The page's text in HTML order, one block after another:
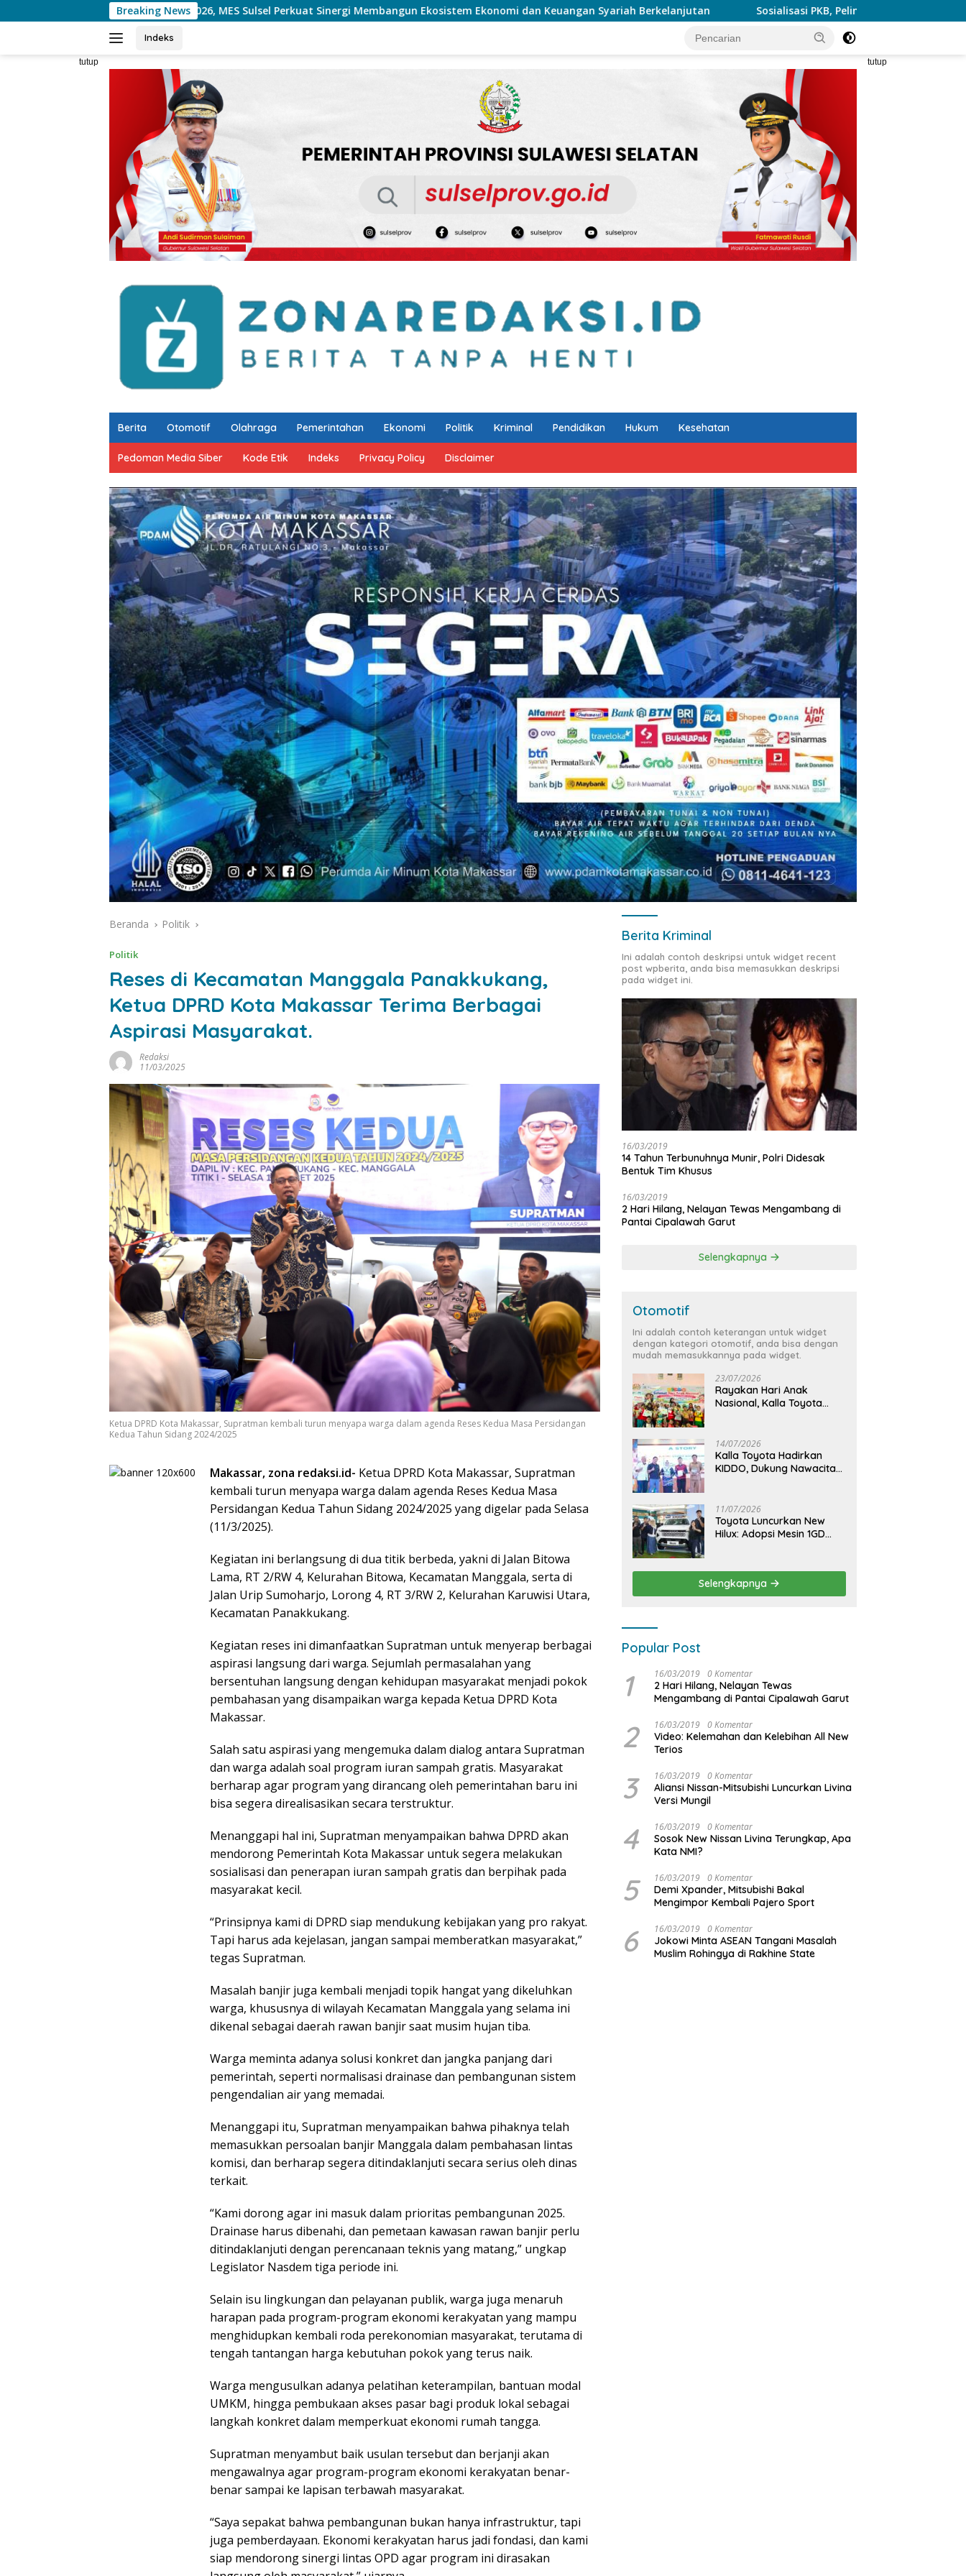
ke
Breaking News
Raker 2026, MES Sulsel Perkuat Sinergi Membangun Ekosistem Ekonomi dan Keuangan Syariah Berkelanjutan Sosialisasi PKB, Pelindo Perkuat Harmoni Hubungan Industrial
Indeks
tutup tutup
Berita Otomotif Olahraga Pemerintahan Ekonomi Politik Kriminal Pendidikan Hukum Kesehatan
Pedoman Media Siber Kode Etik Indeks Privacy Policy Disclaimer
Beranda Politik
Politik
Reses di Kecamatan Manggala Panakkukang,
Ketua DPRD Kota Makassar Terima Berbagai
Aspirasi Masyarakat.
Redaksi
11/03/2025
Ketua DPRD Kota Makassar, Supratman kembali turun menyapa warga dalam agenda Reses Kedua Masa Persidangan
Kedua Tahun Sidang 2024/2025
Makassar, zona redaksi.id- Ketua DPRD Kota Makassar, Supratman
kembali turun menyapa warga dalam agenda Reses Kedua Masa
Persidangan Kedua Tahun Sidang 2024/2025 yang digelar pada Selasa
(11/3/2025).
Kegiatan ini berlangsung di dua titik berbeda, yakni di Jalan Bitowa
Lama, RT 2/RW 4, Kelurahan Bitowa, Kecamatan Manggala, serta di
Jalan Urip Sumoharjo, Lorong 4, RT 3/RW 2, Kelurahan Karuwisi Utara,
Kecamatan Panakkukang.
Kegiatan reses ini dimanfaatkan Supratman untuk menyerap berbagai
aspirasi langsung dari warga. Sejumlah permasalahan yang
bersentuhan langsung dengan kehidupan masyarakat menjadi pokok
pembahasan yang disampaikan warga kepada Ketua DPRD Kota
Makassar.
Salah satu aspirasi yang mengemuka dalam dialog antara Supratman
dan warga adalah soal program iuran sampah gratis. Masyarakat
berharap agar program yang dirancang oleh pemerintahan baru ini
bisa segera direalisasikan secara terstruktur.
Menanggapi hal ini, Supratman menyampaikan bahwa DPRD akan
mendorong Pemerintah Kota Makassar untuk segera melakukan
sosialisasi dan penerapan iuran sampah gratis dan berpihak pada
masyarakat kecil.
“Prinsipnya kami di DPRD siap mendukung kebijakan yang pro rakyat.
Tapi harus ada kejelasan, jangan sampai memberatkan masyarakat,”
tegas Supratman.
Masalah banjir juga kembali menjadi topik hangat yang dikeluhkan
warga, khususnya di wilayah Kecamatan Manggala yang selama ini
dikenal sebagai daerah rawan banjir saat musim hujan tiba.
Warga meminta adanya solusi konkret dan jangka panjang dari
pemerintah, seperti normalisasi drainase dan pembangunan sistem
pengendalian air yang memadai.
Menanggapi itu, Supratman menyampaikan bahwa pihaknya telah
memasukkan persoalan banjir Manggala dalam pembahasan lintas
komisi, dan berharap segera ditindaklanjuti secara serius oleh dinas
terkait.
“Kami dorong agar ini masuk dalam prioritas pembangunan 2025.
Drainase harus dibenahi, dan pemetaan kawasan rawan banjir perlu
ditindaklanjuti dengan perencanaan teknis yang matang,” ungkap
Legislator Nasdem tiga periode ini.
Selain isu lingkungan dan pelayanan publik, warga juga menaruh
harapan pada program-program ekonomi kerakyatan yang mampu
menghidupkan kembali roda perekonomian masyarakat, terutama di
tengah tantangan harga kebutuhan pokok yang terus naik.
Warga mengusulkan adanya pelatihan keterampilan, bantuan modal
UMKM, hingga pembukaan akses pasar bagi produk lokal sebagai
langkah konkret dalam memperkuat ekonomi rumah tangga.
Supratman menyambut baik usulan tersebut dan berjanji akan
mengawalnya agar program-program ekonomi kerakyatan benar-
benar sampai ke lapisan terbawah masyarakat.
“Saya sepakat bahwa pembangunan bukan hanya infrastruktur, tapi
juga pemberdayaan. Ekonomi kerakyatan harus jadi fondasi, dan kami
siap mendorong sinergi lintas OPD agar program ini dirasakan
Berita Kriminal
Ini adalah contoh deskripsi untuk widget recent
post wpberita, anda bisa memasukkan deskripsi
pada widget ini.
16/03/2019
14 Tahun Terbunuhnya Munir, Polri Didesak
Bentuk Tim Khusus
16/03/2019
2 Hari Hilang, Nelayan Tewas Mengambang di
Pantai Cipalawah Garut
Selengkapnya
Otomotif
Ini adalah contoh keterangan untuk widget
dengan kategori otomotif, anda bisa dengan
mudah memasukkannya pada widget.
23/07/2026
Rayakan Hari Anak
Nasional, Kalla Toyota
Dunia Otomotif melalui
KIDDO
14/07/2026
Kalla Toyota Hadirkan
KIDDO, Dukung Nawacita
Bermakna &
Menyenangkan bagi Anak
dan Keluarga
11/07/2026
Toyota Luncurkan New
Hilux: Adopsi Mesin 1GD
Dukung Produktivitas dan
Adventure
Selengkapnya
Popular Post
1 16/03/2019 0 Komentar
2 Hari Hilang, Nelayan Tewas
Mengambang di Pantai Cipalawah Garut
2 16/03/2019 0 Komentar
Video: Kelemahan dan Kelebihan All New
Terios
3 16/03/2019 0 Komentar
Aliansi Nissan-Mitsubishi Luncurkan Livina
Versi Mungil
4 16/03/2019 0 Komentar
Sosok New Nissan Livina Terungkap, Apa
Kata NMI?
5 16/03/2019 0 Komentar
Demi Xpander, Mitsubishi Bakal
Mengimpor Kembali Pajero Sport
6 16/03/2019 0 Komentar
Jokowi Minta ASEAN Tangani Masalah
Muslim Rohingya di Rakhine State